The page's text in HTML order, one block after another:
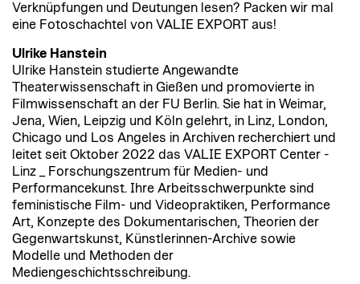
Verknüpfungen und Deutungen lesen? Packen wir mal
eine Fotoschachtel von VALIE EXPORT aus!
Ulrike Hanstein
Ulrike Hanstein studierte Angewandte
Theaterwissenschaft in Gießen und promovierte in
Filmwissenschaft an der FU Berlin. Sie hat in Weimar,
Jena, Wien, Leipzig und Köln gelehrt, in Linz, London,
Chicago und Los Angeles in Archiven recherchiert und
leitet seit Oktober 2022 das VALIE EXPORT Center ­
Linz _ Forschungszentrum für Medien- und
Performancekunst. Ihre Arbeitsschwerpunkte sind
feministische Film- und Videopraktiken, Performance
Art, Konzepte des Dokumentarischen, Theorien der
Gegenwartskunst, Künstlerinnen-Archive sowie
Modelle und Methoden der
Mediengeschichtsschreibung.